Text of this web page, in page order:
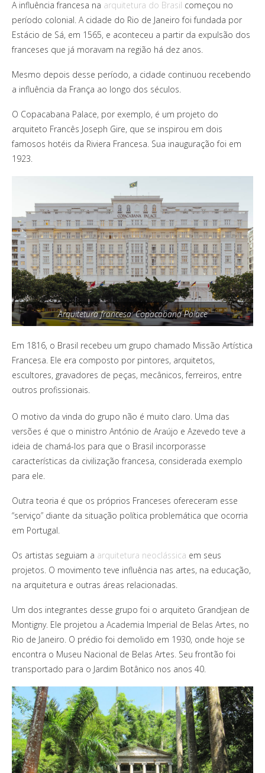
A influência francesa na arquitetura do Brasil começou no
período colonial. A cidade do Rio de Janeiro foi fundada por
Estácio de Sá, em 1565, e aconteceu a partir da expulsão dos
franceses que já moravam na região há dez anos.
Mesmo depois desse período, a cidade continuou recebendo
a influência da França ao longo dos séculos.
O Copacabana Palace, por exemplo, é um projeto do
arquiteto Francês Joseph Gire, que se inspirou em dois
famosos hotéis da Riviera Francesa. Sua inauguração foi em
1923.
Arquitetura francesa: Copacabana Palace
Em 1816, o Brasil recebeu um grupo chamado Missão Artística
Francesa. Ele era composto por pintores, arquitetos,
escultores, gravadores de peças, mecânicos, ferreiros, entre
outros profissionais.
O motivo da vinda do grupo não é muito claro. Uma das
versões é que o ministro António de Araújo e Azevedo teve a
ideia de chamá-los para que o Brasil incorporasse
características da civilização francesa, considerada exemplo
para ele.
Outra teoria é que os próprios Franceses ofereceram esse
“serviço” diante da situação política problemática que ocorria
em Portugal.
Os artistas seguiam a arquitetura neoclássica em seus
projetos. O movimento teve influência nas artes, na educação,
na arquitetura e outras áreas relacionadas.
Um dos integrantes desse grupo foi o arquiteto Grandjean de
Montigny. Ele projetou a Academia Imperial de Belas Artes, no
Rio de Janeiro. O prédio foi demolido em 1930, onde hoje se
encontra o Museu Nacional de Belas Artes. Seu frontão foi
transportado para o Jardim Botânico nos anos 40.